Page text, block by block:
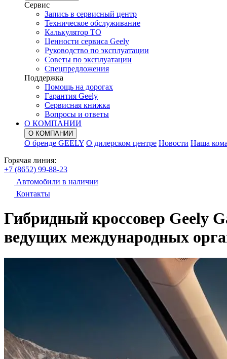
Сервис
Запись в сервисный центр
Техническое обслуживание
Калькулятор ТО
Ценности сервиса Geely
Руководство по эксплуатации
Советы по эксплуатации
Спецпредложения
Поддержка
Помощь на дорогах
Гарантия Geely
Сервисная книжка
Вопросы и ответы
О КОМПАНИИ
О КОМПАНИИ
О бренде GEELY О дилерском центре Новости Наша
Горячая линия:
+7 (8652) 99-88-23
Автомобили в наличии
Контакты
Гибридный кроссовер Geely
ведущих международных